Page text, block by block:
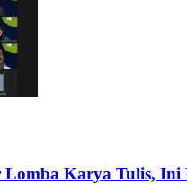
Karya Tulis, Ini